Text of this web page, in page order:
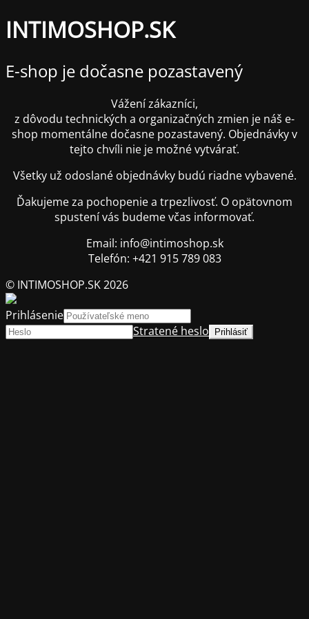
INTIMOSHOP.SK
E-shop je dočasne pozastavený
Vážení zákazníci,
z dôvodu technických a organizačných zmien je náš e-
shop momentálne dočasne pozastavený. Objednávky v
tejto chvíli nie je možné vytvárať.
Všetky už odoslané objednávky budú riadne vybavené.
Ďakujeme za pochopenie a trpezlivosť. O opätovnom
spustení vás budeme včas informovať.
Email: info@intimoshop.sk
Telefón: +421 915 789 083
© INTIMOSHOP.SK 2026
Prihlásenie
Stratené heslo